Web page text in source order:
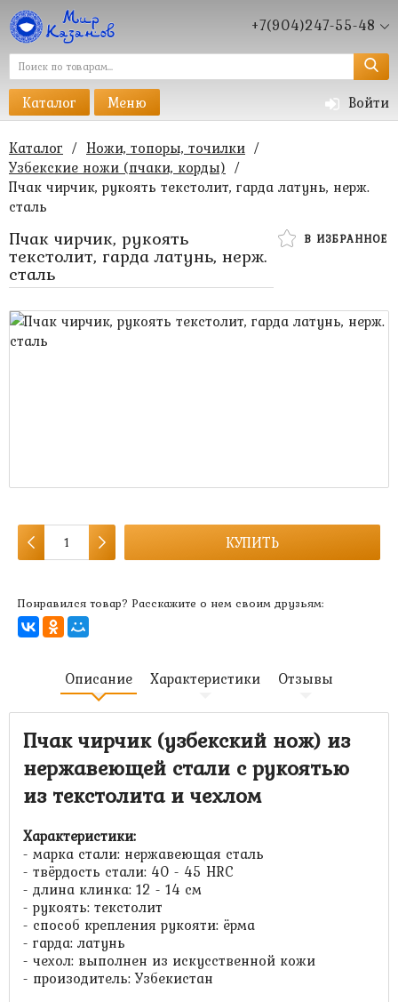
+7(904)247-55-48
Каталог Меню Войти
Каталог / Ножи, топоры, точилки /
Узбекские ножи (пчаки, корды) /
Пчак чирчик, рукоять текстолит, гарда латунь, нерж.
сталь
В ИЗБРАННОЕ
Пчак чирчик, рукоять
текстолит, гарда латунь, нерж.
сталь
КУПИТЬ
Понравился товар? Расскажите о нем своим друзьям:
Описание Характеристики Отзывы
Пчак чирчик (узбекский нож) из
нержавеющей стали с рукоятью
из текстолита и чехлом
Характеристики:
- марка стали: нержавеющая сталь
- твёрдость стали: 40 - 45 HRC
- длина клинка: 12 - 14 см
- рукоять: текстолит
- способ крепления рукояти: ёрма
- гарда: латунь
- чехол: выполнен из искусственной кожи
- произодитель: Узбекистан